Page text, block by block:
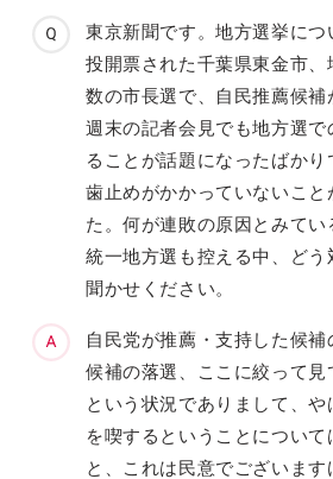
東京新聞です。地方選挙につ
投開票された千葉県東金市、
数の市長選で、自民推薦候
週末の記者会見でも地方選で
ることが話題になったばか
歯止めがかかっていないこと
た。何が連敗の原因とみて
統一地方選も控える中、どう
聞かせください。
自民党が推薦・支持した候
候補の落選、ここに絞って見
という状況でありまして、
を喫するということについて
と、これは民意でございま